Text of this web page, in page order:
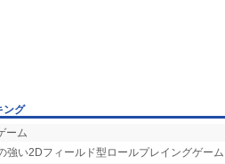
ング
ーム
強い2Dフィールド型ロールプレイングゲーム